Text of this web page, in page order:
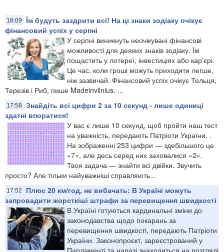
18:09
Їм будуть заздрити всі! На ці знаки зодіаку очікує
фінансовий успіх у серпні
У серпні виникнуть неочікувані фінансові
можливості для деяких знаків зодіаку. Їм
пощастить у лотереї, інвестиціях або кар'єрі.
Це час, коли гроші можуть приходити легше,
ніж зазвичай. Фінансовий успіх очікує Тельця,
Терезів і Риб, пише Madeinvilnius. ...
17:58 Знайдіть всі цифри 2 за 10 секунд - лише одиниці
здатні впоратися!
У вас є лише 10 секунд, щоб пройти наш тест
на уважність, передають Патріоти України. .
На зображенні 253 цифри — здебільшого це
«7», але десь серед них заховалися «2».
Твоя задача — знайти всі двійки. Звучить
просто? Але тільки найуважніші справляють...
17:52
Плюс 20 км/год, не вибачать: В Україні можуть
запровадити жорсткіші штрафи за перевищення швидкості
В Україні готуються кардинальні зміни до
законодавства щодо покарань за
перевищення швидкості, передають Патріоти
України. Законопроєкт, зареєстрований у
Парламенті та наразі знаходиться на розгляді